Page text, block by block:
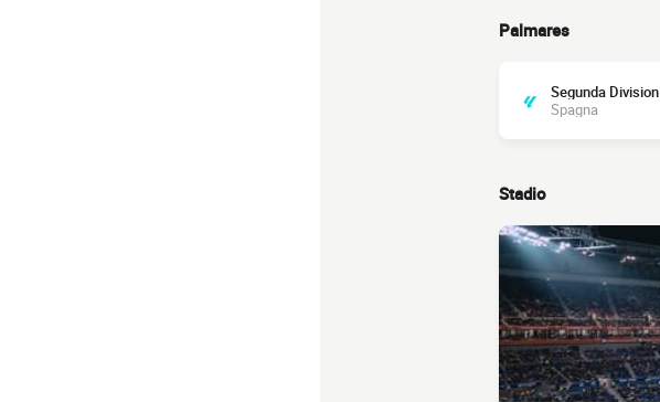
Palmares
Segunda Division
Spagna
Stadio